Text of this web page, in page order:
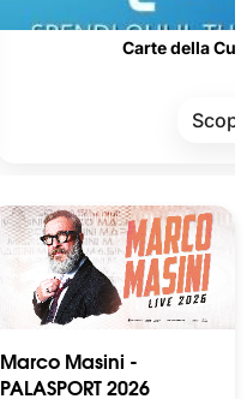
Marco Masini -
PALASPORT 2026
Carte della Cultura e
Scopri di più